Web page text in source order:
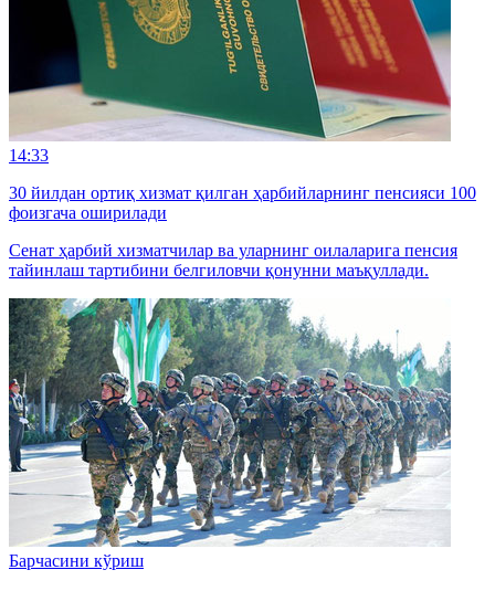
14:33
30 йилдан ортиқ хизмат қилган ҳарбийларнинг пенсияси 100
фоизгача оширилади
Сенат ҳарбий хизматчилар ва уларнинг оилаларига пенсия
тайинлаш тартибини белгиловчи қонунни маъқуллади.
Барчасини кўриш